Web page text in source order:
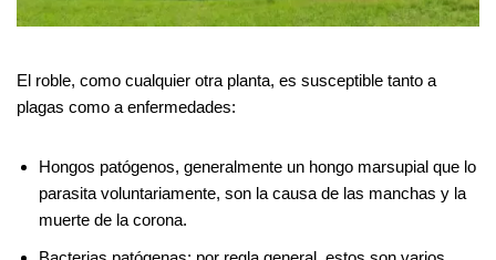
El roble, como cualquier otra planta, es susceptible tanto a
plagas como a enfermedades:
Hongos patógenos, generalmente un hongo marsupial que lo
parasita voluntariamente, son la causa de las manchas y la
muerte de la corona.